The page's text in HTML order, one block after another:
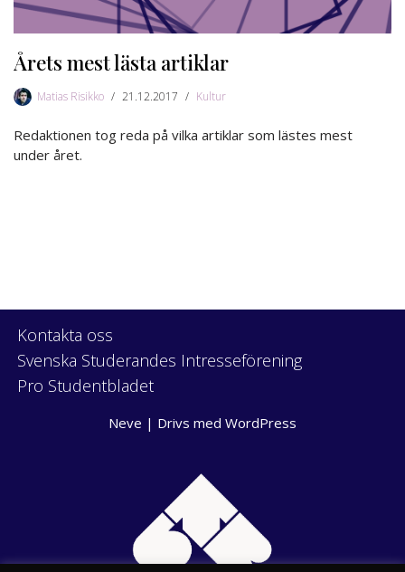
Årets mest lästa artiklar
Matias Risikko 21.12.2017 Kultur
Redaktionen tog reda på vilka artiklar som lästes mest
under året.
Kontakta oss
Svenska Studerandes Intresseförening
Pro Studentbladet
Neve | Drivs med WordPress